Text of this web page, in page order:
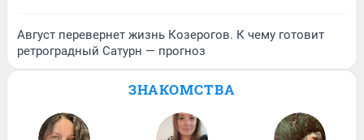
Август перевернет жизнь Козерогов. К чему готовит
ретроградный Сатурн — прогноз
ЗНАКОМСТВА